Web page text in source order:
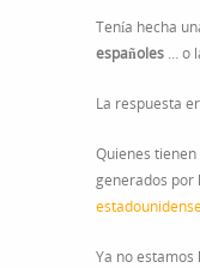
Tenía hecha
españoles … o
La respuesta
Quienes
generados por
Ya no